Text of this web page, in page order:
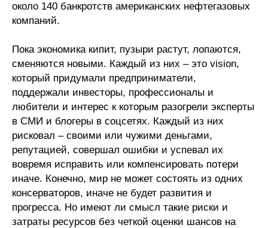
Издания
О журнале
Номера журналов
Редакционная этика
Информация для авторов
Стандарты оформления
около 140 банкротств американских нефтегазовых
компаний.
Пока экономика кипит, пузыри растут, лопаются,
сменяются новыми. Каждый из них – это vision,
который придумали предприниматели,
поддержали инвесторы, профессионалы и
любители и интерес к которым разогрели эксперты
в СМИ и блогеры в соцсетях. Каждый из них
рисковал – своими или чужими деньгами,
репутацией, совершал ошибки и успевал их
вовремя исправить или компенсировать потери
иначе. Конечно, мир не может состоять из одних
консерваторов, иначе не будет развития и
прогресса. Но имеют ли смысл такие риски и
затраты ресурсов без четкой оценки шансов на